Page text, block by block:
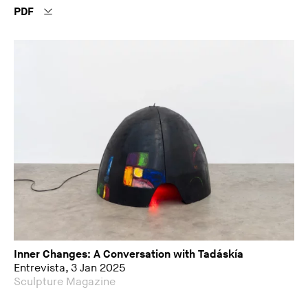
PDF
Inner Changes: A Conversation with Tadáskía
Entrevista, 3 Jan 2025
Sculpture Magazine